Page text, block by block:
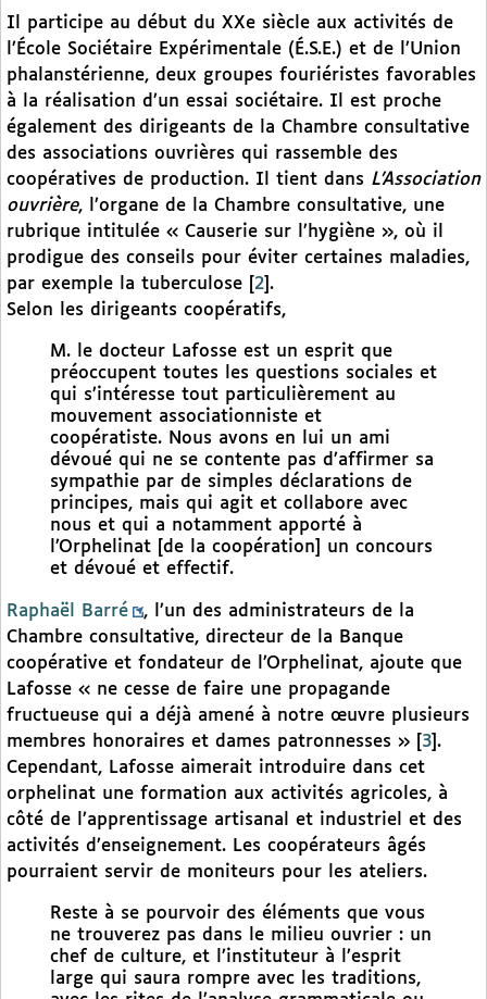
Il participe au début du XXe siècle aux activités de
l’École Sociétaire Expérimentale (É.S.E.) et de l’Union
phalanstérienne, deux groupes fouriéristes favorables
à la réalisation d’un essai sociétaire. Il est proche
également des dirigeants de la Chambre consultative
des associations ouvrières qui rassemble des
coopératives de production. Il tient dans L’Association
ouvrière, l’organe de la Chambre consultative, une
rubrique intitulée « Causerie sur l’hygiène », où il
prodigue des conseils pour éviter certaines maladies,
par exemple la tuberculose
2 .
Selon les dirigeants coopératifs,
M. le docteur Lafosse est un esprit que
préoccupent toutes les questions sociales et
qui s’intéresse tout particulièrement au
mouvement associationniste et
coopératiste. Nous avons en lui un ami
dévoué qui ne se contente pas d’affirmer sa
sympathie par de simples déclarations de
principes, mais qui agit et collabore avec
nous et qui a notamment apporté à
l’Orphelinat [de la coopération] un concours
et dévoué et effectif.
Raphaël Barré
, l’un des administrateurs de la
Chambre consultative, directeur de la Banque
coopérative et fondateur de l’Orphelinat, ajoute que
Lafosse « ne cesse de faire une propagande
fructueuse qui a déjà amené à notre œuvre plusieurs
membres honoraires et dames patronnesses »
3 .
Cependant, Lafosse aimerait introduire dans cet
orphelinat une formation aux activités agricoles, à
côté de l’apprentissage artisanal et industriel et des
activités d’enseignement. Les coopérateurs âgés
pourraient servir de moniteurs pour les ateliers.
Reste à se pourvoir des éléments que vous
ne trouverez pas dans le milieu ouvrier : un
chef de culture, et l’instituteur à l’esprit
large qui saura rompre avec les traditions,